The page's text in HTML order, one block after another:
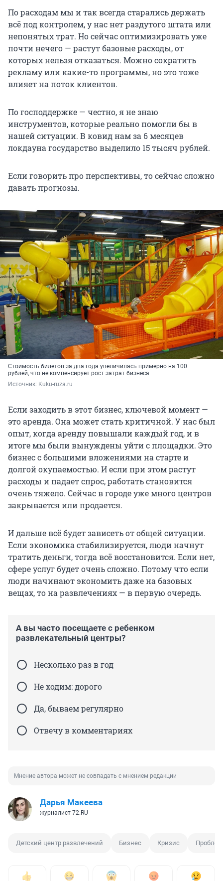
По расходам мы и так всегда старались держать
всё под контролем, у нас нет раздутого штата или
непонятых трат. Но сейчас оптимизировать уже
почти нечего — растут базовые расходы, от
которых нельзя отказаться. Можно сократить
рекламу или какие-то программы, но это тоже
влияет на поток клиентов.
По господдержке — честно, я не знаю
инструментов, которые реально помогли бы в
нашей ситуации. В ковид нам за 6 месяцев
локдауна государство выделило 15 тысяч рублей.
Если говорить про перспективы, то сейчас сложно
давать прогнозы.
Стоимость билетов за два года увеличилась примерно на 100
рублей, что не компенсирует рост затрат бизнеса
Источник: Kuku-ruza.ru
Если заходить в этот бизнес, ключевой момент —
это аренда. Она может стать критичной. У нас был
опыт, когда аренду повышали каждый год, и в
итоге мы были вынуждены уйти с площадки. Это
бизнес с большими вложениями на старте и
долгой окупаемостью. И если при этом растут
расходы и падает спрос, работать становится
очень тяжело. Сейчас в городе уже много центров
закрывается или продается.
И дальше всё будет зависеть от общей ситуации.
Если экономика стабилизируется, люди начнут
тратить деньги, тогда всё восстановится. Если нет,
сфере услуг будет очень сложно. Потому что если
люди начинают экономить даже на базовых
вещах, то на развлечениях — в первую очередь.
А вы часто посещаете с ребенком
развлекательный центры?
Несколько раз в год
Не ходим: дорого
Да, бываем регулярно
Отвечу в комментариях
Мнение автора может не совпадать с мнением редакции
Дарья Макеева
журналист 72.RU
Детский центр развлечений Бизнес Кризис